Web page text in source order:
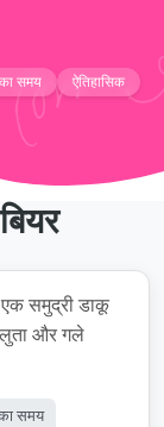
समय ऐतिहासिक
समुद्री डाकू
और गले
समय